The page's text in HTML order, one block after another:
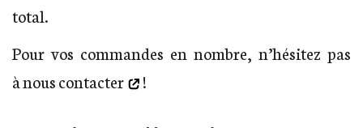
total.
Pour vos commandes en nombre, n’hésitez pas
ànous contacter !